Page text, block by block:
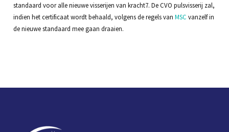
standaard voor alle nieuwe visserijen van kracht7. De CVO pulsvisserij zal,
indien het certificaat wordt behaald, volgens de regels van MSC vanzelf in
de nieuwe standaard mee gaan draaien.